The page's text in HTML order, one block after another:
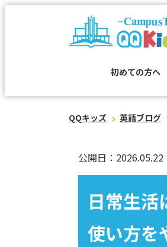
初めての方へ
QQキッズ 英語ブログ
公開日：2026.05.22
日常生
使い方を